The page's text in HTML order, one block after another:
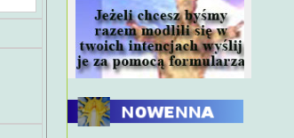
10:00 Niedzielna Msza
święta w miarę możliwości
ks. Piotra